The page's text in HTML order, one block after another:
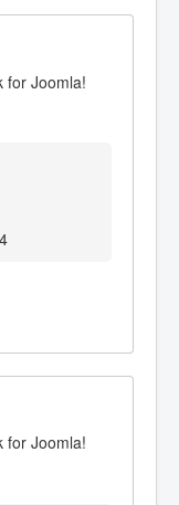
for Joomla!
for Joomla!